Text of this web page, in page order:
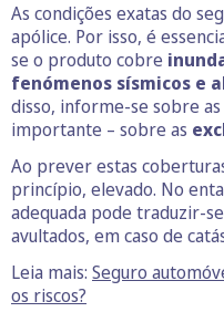
As condições exatas do
apólice. Por isso, é
se o produto cobre
fenómenos sísmicos e
disso, informe-se sobre as
importante – sobre as
Ao prever estas
princípio, elevado. No
adequada pode traduzir-
avultados, em caso de
Leia mais: Seguro
os riscos?